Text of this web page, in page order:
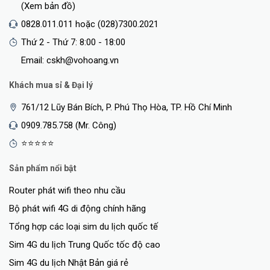
hơn cho nhu cầu của bạn !
(Xem bản đồ)
0828.011.011 hoặc (028)7300.2021
Thứ 2 - Thứ 7: 8:00 - 18:00
Email: cskh@vohoang.vn
Khách mua sỉ & Đại lý
761/12 Lũy Bán Bích, P. Phú Thọ Hòa, TP. Hồ Chí Minh
0909.785.758 (Mr. Công)
⭐⭐⭐⭐⭐
Sản phẩm nổi bật
Router phát wifi theo nhu cầu
Bộ phát wifi 4G di động chính hãng
Tổng hợp các loại sim du lịch quốc tế
Sim 4G du lịch Trung Quốc tốc độ cao
Sim 4G du lịch Nhật Bản giá rẻ